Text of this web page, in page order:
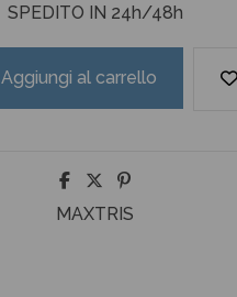
SPEDITO IN 24h/48h
Aggiungi al carrello
MAXTRIS